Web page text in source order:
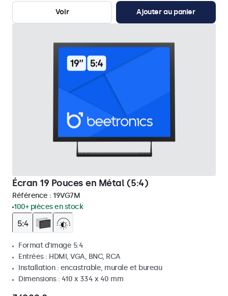
Voir
Ajouter au panier
Écran 19 Pouces en Métal (5:4)
Référence : 19VG7M
100+ pièces en stock
Format d'image 5:4
Entrées : HDMI, VGA, BNC, RCA
Installation : encastrable, murale et bureau
Dimensions : 410 x 334 x 40 mm